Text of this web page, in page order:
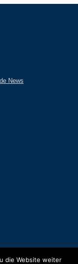
News
die Website weiter